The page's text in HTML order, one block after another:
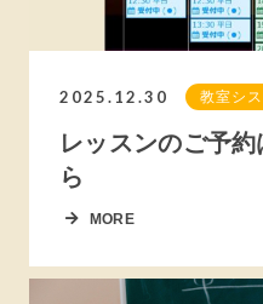
2025.12.30 教室シ
レッスンのご予
ら
MORE